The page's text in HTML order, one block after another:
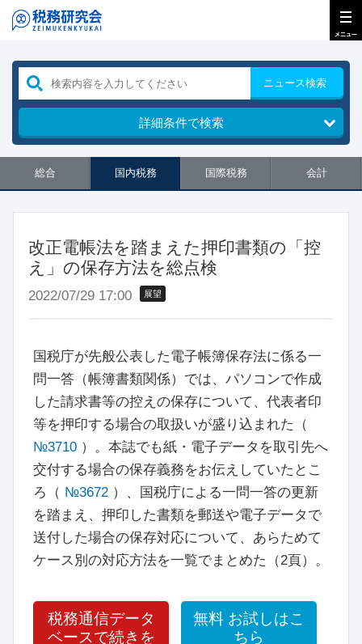
ニュース検索
詳細条件で検索
総合 国内税務 国際税務 会計
改正電帳法を踏まえた押印書類の「控
え」の保存方法を総点検
2022/07/29 17:00 展望
国税庁が先般公表した電子帳簿保存法に係る一
問一答（帳簿書類関係）では、パソコンで作成
した請求書等の控えの保存について、代表者印
等を押印する場合の取扱いが盛り込まれた（
№3710 ）。本誌でも紙・電子データを取引先へ
交付する場合の保存義務をお伝えしていたとこ
ろ（ №3672 ）、国税庁による一問一答の更新
を踏まえ、押印した書類を郵送や電子データで
送付した場合の保存対応について、あらためて
ケース別の対応方法を一覧でまとめた（2頁）。
税務通信データ
ベースで続きを
無料 お試しはこ
ちら